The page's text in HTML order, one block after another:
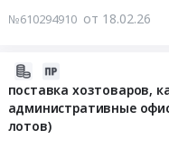
№610294910 от 18.02.26
поставка хозтоваров,
административные
лотов)